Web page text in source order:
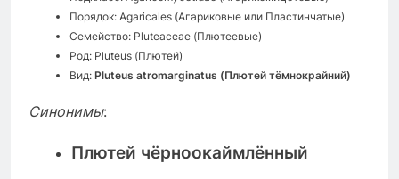
Порядок: Agaricales (Агариковые или Пластинчатые)
Семейство: Pluteaceae (Плютеевые)
Род: Pluteus (Плютей)
Вид: Pluteus atromarginatus (Плютей тёмнокрайний)
Синонимы:
Плютей чёрноокаймлённый